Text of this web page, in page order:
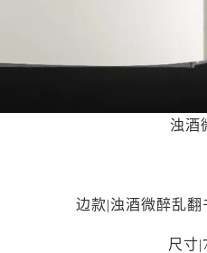
浊酒
边款|浊酒微醉乱
尺寸